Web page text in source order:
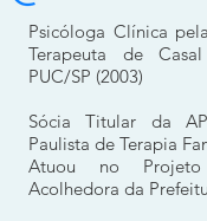
Psicóloga Clínica
Terapeuta de
PUC/SP (2003)
Sócia Titular da
Paulista de Terapia
Atuou no
Acolhedora da